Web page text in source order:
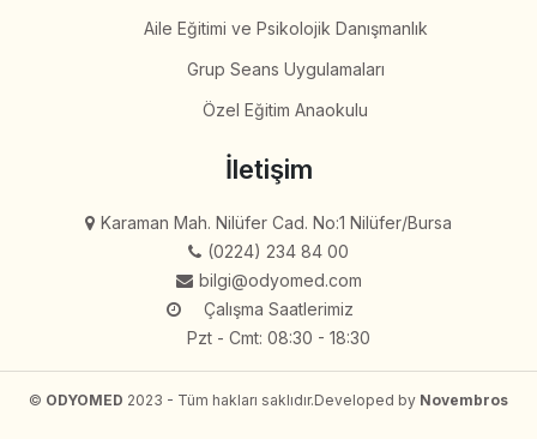
Aile Eğitimi ve Psikolojik Danışmanlık
Grup Seans Uygulamaları
Özel Eğitim Anaokulu
İletişim
Karaman Mah. Nilüfer Cad. No:1 Nilüfer/Bursa
(0224) 234 84 00
bilgi@odyomed.com
Çalışma Saatlerimiz
Pzt - Cmt: 08:30 - 18:30
© ODYOMED 2023 - Tüm hakları saklıdır.Developed by Novembros